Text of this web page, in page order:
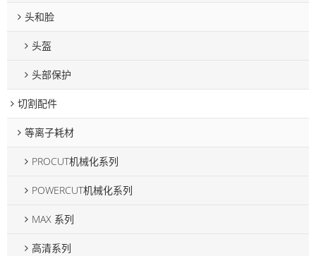
头和脸
头盔
头部保护
切割配件
等离子耗材
PROCUT机械化系列
POWERCUT机械化系列
MAX 系列
高清系列